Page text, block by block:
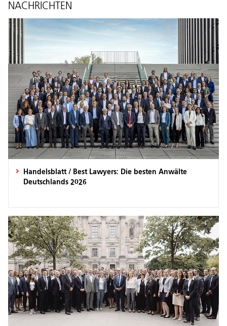
NACHRICHTEN
Handelsblatt / Best Lawyers: Die besten Anwälte
Deutschlands 2026